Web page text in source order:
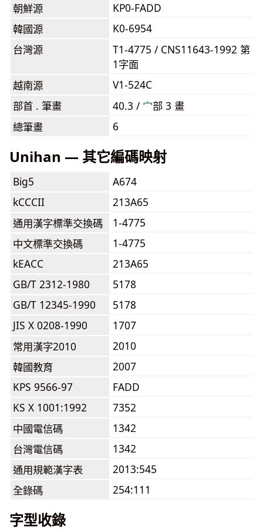
朝鮮源
KP0-FADD
韓國源
K0-6954
台灣源
T1-4775 / CNS11643-1992 第
1字面
越南源
V1-524C
部首 . 筆畫
40.3 / ⼧部 3 畫
總筆畫
6
Unihan — 其它編碼映射
Big5
A674
kCCCII
213A65
通用漢字標準交換碼
1-4775
中文標準交換碼
1-4775
kEACC
213A65
GB/T 2312-1980
5178
GB/T 12345-1990
5178
JIS X 0208-1990
1707
常用漢字2010
2010
韓國教育
2007
KPS 9566-97
FADD
KS X 1001:1992
7352
中國電信碼
1342
台灣電信碼
1342
通用規範漢字表
2013:545
全錄碼
254:111
字型收錄